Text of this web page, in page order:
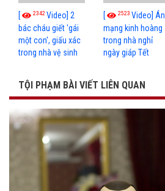
[ 2342 Video] 2
bác cháu giết 'gái
một con', giấu xác
trong nhà vệ sinh
[ 2523Video] Án
mạng kinh hoàng
trong nhà nghỉ
ngày giáp Tết
TỘI PHẠM BÀI VIẾT LIÊN QUAN